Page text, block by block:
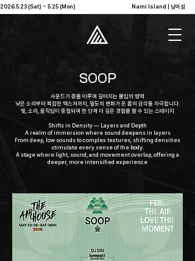
2026.5.23 (Sat) ~ 5.25 (Mon)                                              Nami Island | 남이
SOOP
사운드가 층을 이루며 깊어지는 몰입의 영역
낮은 소리부터 복잡한 텍스처까지, 밀도의 변화가 온 몸의 감각을 자극합니다.
빛, 소리, 움직임이 중첩되며 한 단계 더 깊은 경험을 할 수 있는 스테이지
Shifts in Density — Layers and Depth
A realm of immersion where sound deepens in layers
From deep, low sounds to complex textures, shifting densities
stimulate every sense of the body.
A stage where light, sound, and movement overlap, offering a
deeper, more intensified experience